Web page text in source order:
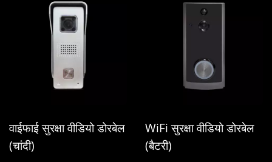
वाईफाई सुरक्षा वीडियो डोरबेल
(चांदी)
WiFi सुरक्षा वीडियो डोरबेल
(बैटरी)